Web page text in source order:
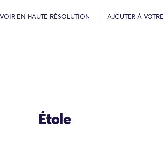
VOIR EN HAUTE RÉSOLUTION AJOUTER À
Étole